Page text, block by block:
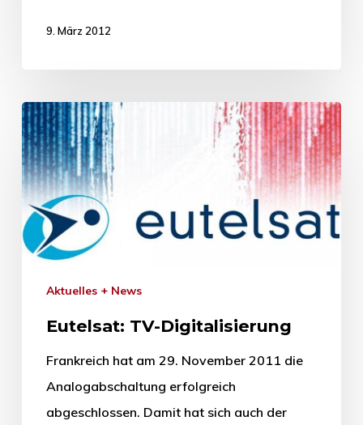
9. März 2012
Aktuelles + News
Eutelsat: TV-Digitalisierung
Frankreich hat am 29. November 2011 die
Analogabschaltung erfolgreich
abgeschlossen. Damit hat sich auch der